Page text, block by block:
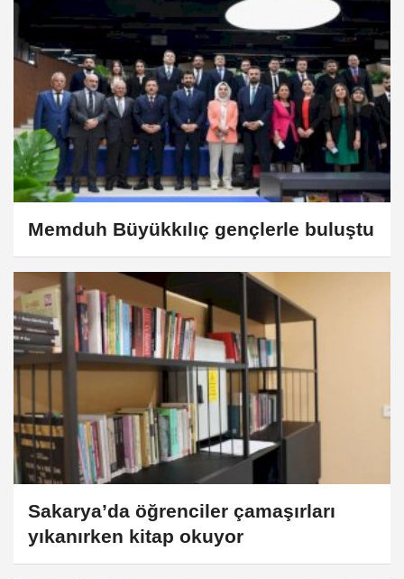
Memduh Büyükkılıç gençlerle buluştu
Sakarya’da öğrenciler çamaşırları
yıkanırken kitap okuyor